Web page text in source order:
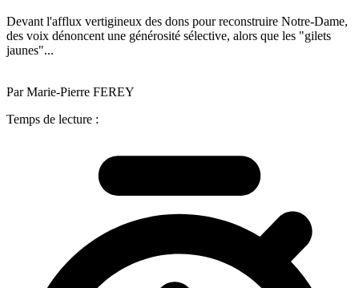
Devant l'afflux vertigineux des dons pour reconstruire Notre-Dame,
des voix dénoncent une générosité sélective, alors que les "gilets
jaunes"...
Par Marie-Pierre FEREY
Temps de lecture :